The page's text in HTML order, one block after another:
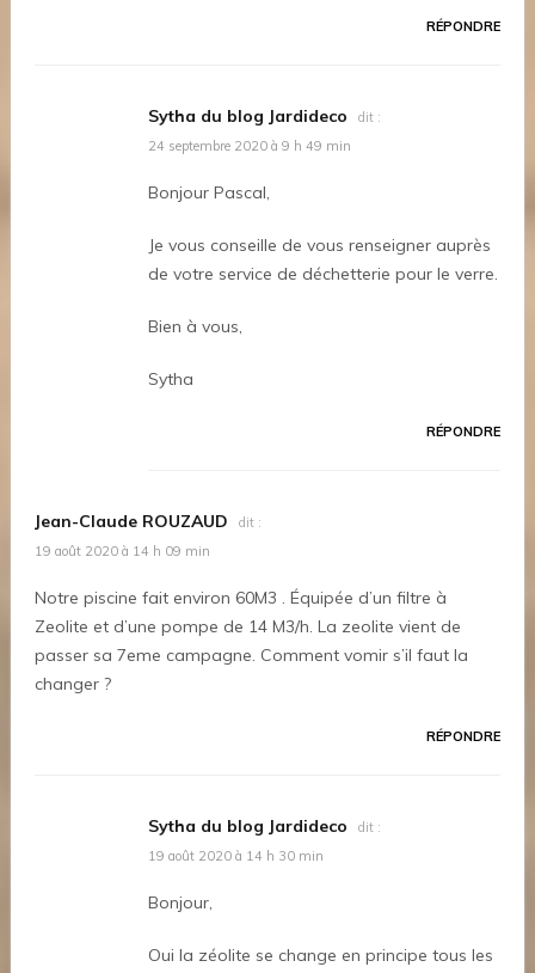
RÉPONDRE
Sytha du blog Jardideco
dit :
24 septembre 2020 à 9 h 49 min
Bonjour Pascal,
Je vous conseille de vous renseigner auprès
de votre service de déchetterie pour le verre.
Bien à vous,
Sytha
RÉPONDRE
Jean-Claude ROUZAUD
dit :
19 août 2020 à 14 h 09 min
Notre piscine fait environ 60M3 . Équipée d’un filtre à
Zeolite et d’une pompe de 14 M3/h. La zeolite vient de
passer sa 7eme campagne. Comment vomir s’il faut la
changer ?
RÉPONDRE
Sytha du blog Jardideco
dit :
19 août 2020 à 14 h 30 min
Bonjour,
Oui la zéolite se change en principe tous les